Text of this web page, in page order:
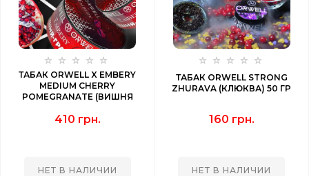
ТАБАК ORWELL X EMBERY
MEDIUM CHERRY
POMEGRANATE (ВИШНЯ
410 грн.
НЕТ В НАЛИЧИИ
ТАБАК ORWELL STRONG
ZHURAVA (КЛЮКВА) 50 ГР
160 грн.
НЕТ В НАЛИЧИИ